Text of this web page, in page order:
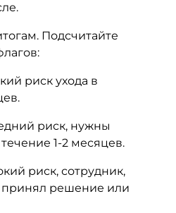
Подсчитайте
риск ухода в
риск, нужны
1-2 месяцев.
риск, сотрудник,
принял решение или